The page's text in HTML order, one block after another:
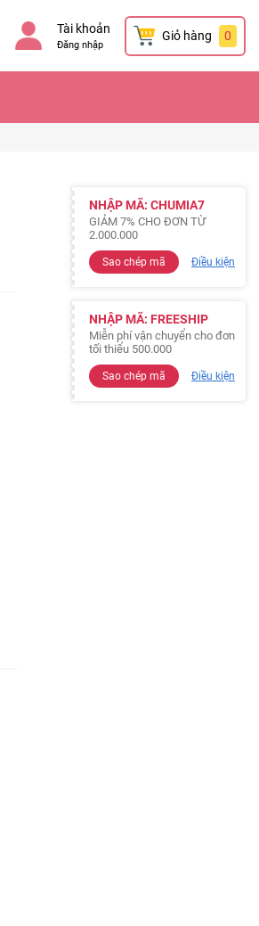
Tài khoản
Đăng nhập
Giỏ hàng 0
NHẬP MÃ: CHUMIA7
GIẢM 7% CHO ĐƠN TỪ
2.000.000
Sao chép mã Điều kiện
NHẬP MÃ: FREESHIP
Miễn phí vận chuyển cho đơn
tối thiểu 500.000
Sao chép mã Điều kiện